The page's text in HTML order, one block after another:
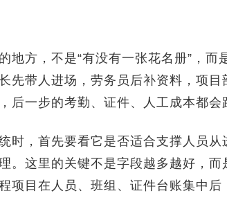
地方，不是“有没有一张花名册”，
先带人进场，劳务员后补资料，项
后一步的考勤、证件、人工成本都会
时，首先要看它是否适合支撑人员
。这里的关键不是字段越多越好，
项目在人员、班组、证件台账集中